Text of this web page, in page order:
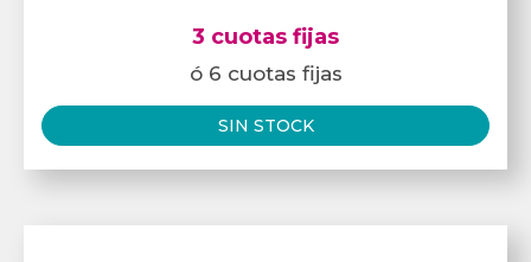
3 cuotas fijas
ó 6 cuotas fijas
SIN STOCK